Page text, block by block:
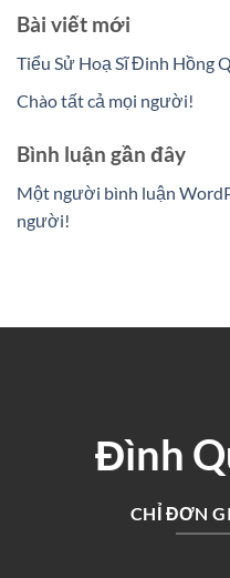
Bài viết mới
Tiểu Sử Hoạ Sĩ Đinh Hồng
Chào tất cả mọi người!
Bình luận gần đây
Một người bình luận
người!
Đình
CHỈ ĐƠN